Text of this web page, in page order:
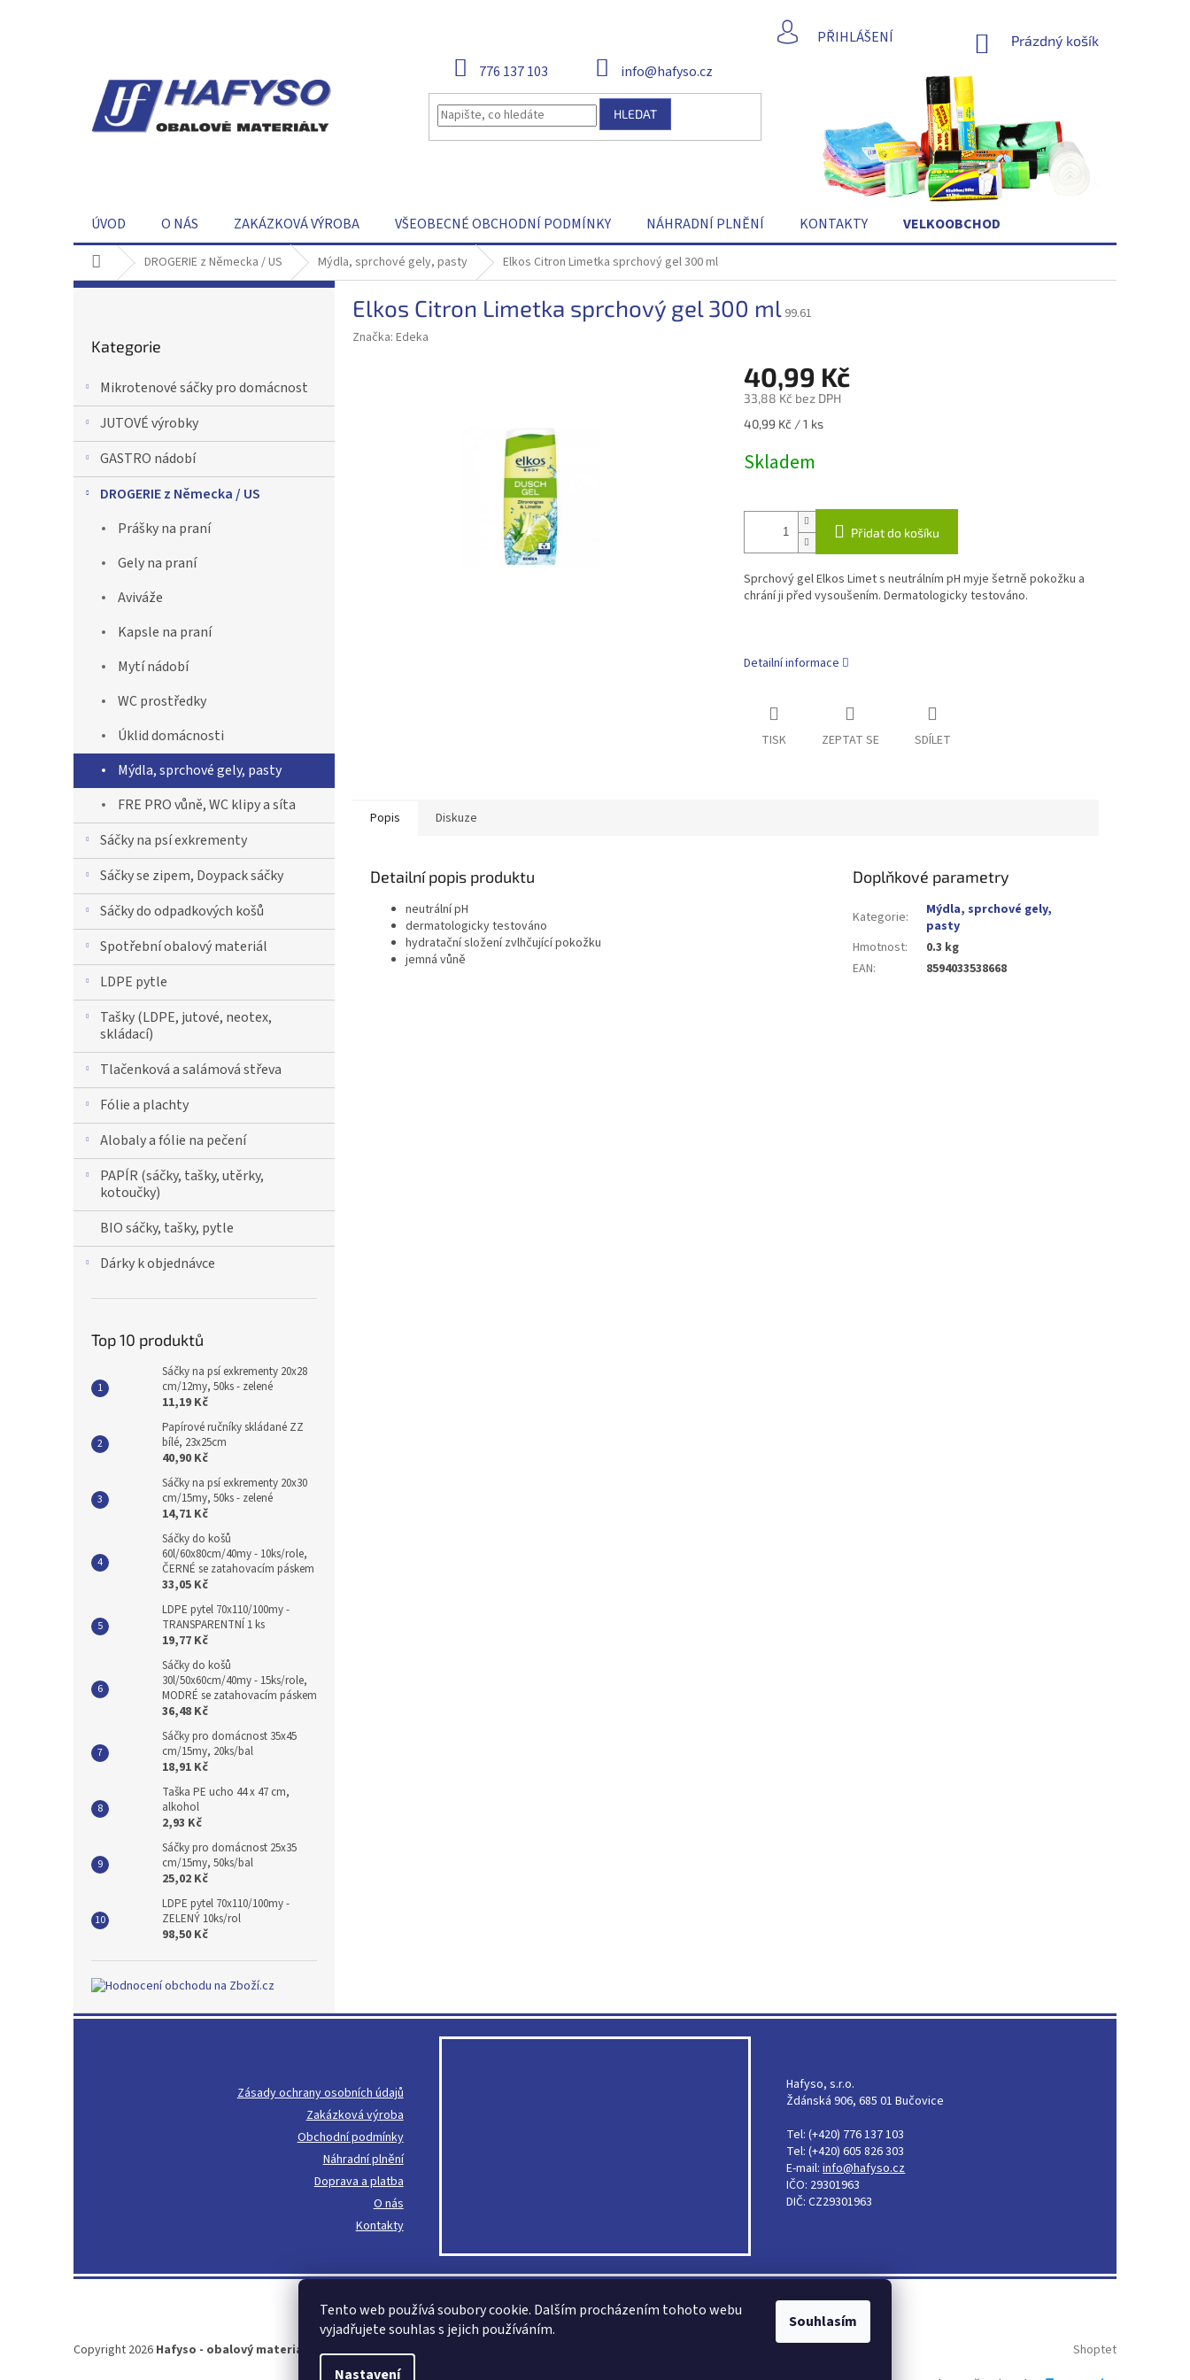
Tento web používá soubory cookie. Dalším procházením tohoto webu
vyjadřujete souhlas s jejich používáním.
Nastavení
Souhlasím
776 137 103 info@hafyso.cz
PŘIHLÁŠENÍ
HLEDAT
NÁKUPNÍ
Prázdný košík
ÚVOD O NÁS ZAKÁZKOVÁ VÝROBA VŠEOBECNÉ OBCHODNÍ PODMÍNKY NÁHRADNÍ PLNĚNÍ KONTAKTY VELKOOBCHOD
Domů DROGERIE z Německa / US Mýdla, sprchové gely, pasty Elkos Citron Limetka sprchový gel 300 ml
n
p
kategorie
Kategorie
Mikrotenové sáčky pro domácnost
JUTOVÉ výrobky
GASTRO nádobí
DROGERIE z Německa / US
Prášky na praní
Gely na praní
Aviváže
Kapsle na praní
Mytí nádobí
WC prostředky
Úklid domácnosti
Mýdla, sprchové gely, pasty
FRE PRO vůně, WC klipy a síta
Sáčky na psí exkrementy
Sáčky se zipem, Doypack sáčky
Sáčky do odpadkových košů
Spotřební obalový materiál
LDPE pytle
Tašky (LDPE, jutové, neotex,
skládací)
Tlačenková a salámová střeva
Fólie a plachty
Alobaly a fólie na pečení
PAPÍR (sáčky, tašky, utěrky,
kotoučky)
BIO sáčky, tašky, pytle
Dárky k objednávce
Top 10 produktů
Sáčky na psí exkrementy 20x28
cm/12my, 50ks - zelené
11,19 Kč
Papírové ručníky skládané ZZ
bílé, 23x25cm
40,90 Kč
Sáčky na psí exkrementy 20x30
cm/15my, 50ks - zelené
14,71 Kč
Sáčky do košů
60l/60x80cm/40my - 10ks/role,
ČERNÉ se zatahovacím páskem
33,05 Kč
LDPE pytel 70x110/100my -
TRANSPARENTNÍ 1 ks
19,77 Kč
Sáčky do košů
30l/50x60cm/40my - 15ks/role,
MODRÉ se zatahovacím páskem
36,48 Kč
Sáčky pro domácnost 35x45
cm/15my, 20ks/bal
18,91 Kč
Taška PE ucho 44 x 47 cm,
alkohol
2,93 Kč
Sáčky pro domácnost 25x35
cm/15my, 50ks/bal
25,02 Kč
LDPE pytel 70x110/100my -
ZELENÝ 10ks/rol
98,50 Kč
Elkos Citron Limetka sprchový gel 300 ml 99.61
Značka: Edeka
40,99 Kč
33,88 Kč bez DPH
Měrná
40,99 Kč / 1 ks
Skladem
Přidat do košíku
Sprchový gel Elkos Limet s neutrálním pH myje šetrně pokožku a
chrání ji před vysoušením. Dermatologicky testováno.
Detailní informace
TISK ZEPTAT SE SDÍLET
Popis Diskuze
Detailní popis produktu
neutrální pH
dermatologicky testováno
hydratační složení zvlhčující pokožku
jemná vůně
Doplňkové parametry
Kategorie:
Mýdla, sprchové gely,
pasty
Hmotnost:
0.3 kg
EAN: 8594033538668
Zásady ochrany osobních údajů
Zakázková výroba
Obchodní podmínky
Náhradní plnění
Doprava a platba
O nás
Kontakty
Hafyso, s.r.o.
Ždánská 906, 685 01 Bučovice
Tel: (+420) 776 137 103
Tel: (+420) 605 826 303
E-mail:info@hafyso.cz
IČO: 29301963
DIČ: CZ29301963
Shoptet
Copyright 2026 Hafyso - obalový materiál, igelitové pytle, mikroténové sáčky